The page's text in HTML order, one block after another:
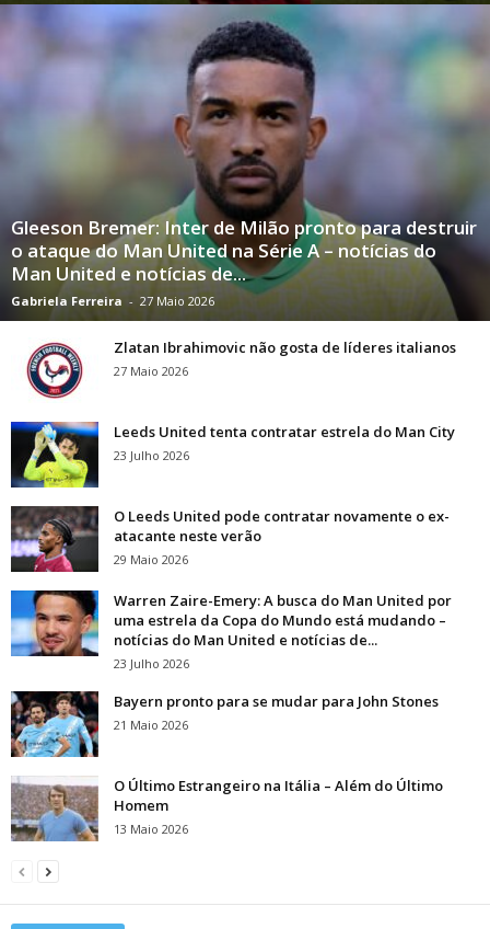
Gleeson Bremer: Inter de Milão pronto para destruir
o ataque do Man United na Série A – notícias do
Man United e notícias de...
Gabriela Ferreira - 27 Maio 2026
Zlatan Ibrahimovic não gosta de líderes italianos
27 Maio 2026
Leeds United tenta contratar estrela do Man City
23 Julho 2026
O Leeds United pode contratar novamente o ex-
atacante neste verão
29 Maio 2026
Warren Zaire-Emery: A busca do Man United por
uma estrela da Copa do Mundo está mudando –
notícias do Man United e notícias de...
23 Julho 2026
Bayern pronto para se mudar para John Stones
21 Maio 2026
O Último Estrangeiro na Itália – Além do Último
Homem
13 Maio 2026